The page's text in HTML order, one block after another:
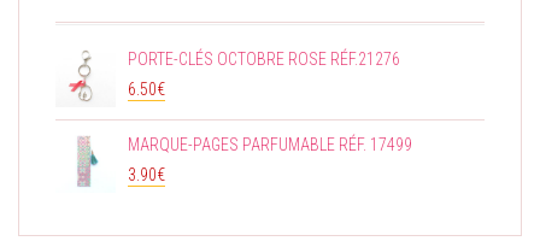
PORTE-CLÉS OCTOBRE ROSE RÉF.21276
6.50€
MARQUE-PAGES PARFUMABLE RÉF. 17499
3.90€